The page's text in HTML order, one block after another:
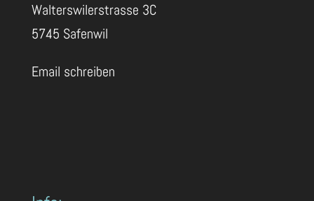
Walterswilerstrasse 3C
5745 Safenwil
Email schreiben